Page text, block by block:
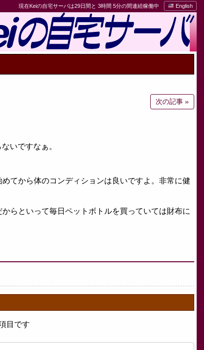
現在Keiの自宅サーバは29日間と 3時間 5分の間連続稼働中 English
次の記事 »
いですなぁ。
てから体のコンディションは良いですよ。非常に健
らといって毎日ペットボトルを買っていては財布に
目です